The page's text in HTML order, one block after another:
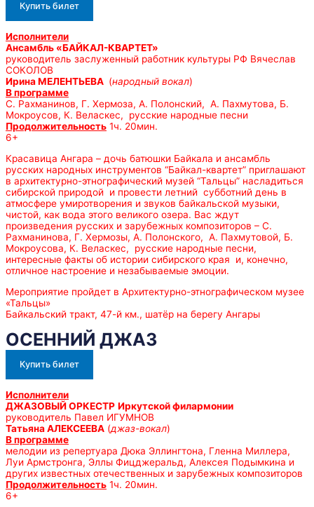
Купить билет
Исполнители
Ансамбль «БАЙКАЛ-КВАРТЕТ»
руководитель заслуженный работник культуры РФ Вячеслав
СОКОЛОВ
Ирина МЕЛЕНТЬЕВА (народный вокал)
В программе
С. Рахманинов, Г. Хермоза, А. Полонский, А. Пахмутова, Б.
Мокроусов, К. Веласкес, русские народные песни
Продолжительность 1ч. 20мин.
6+
Красавица Ангара – дочь батюшки Байкала и ансамбль
русских народных инструментов “Байкал-квартет” приглашают
в архитектурно-этнографический музей “Тальцы” насладиться
сибирской природой и провести летний субботний день в
атмосфере умиротворения и звуков байкальской музыки,
чистой, как вода этого великого озера. Вас ждут
произведения русских и зарубежных композиторов – С.
Рахманинова, Г. Хермозы, А. Полонского, А. Пахмутовой, Б.
Мокроусова, К. Веласкес, русские народные песни,
интересные факты об истории сибирского края и, конечно,
отличное настроение и незабываемые эмоции.
Мероприятие пройдет в Архитектурно-этнографическом музее
«Тальцы»
Байкальский тракт, 47-й км., шатёр на берегу Ангары
ОСЕННИЙ ДЖАЗ
Купить билет
Исполнители
ДЖАЗОВЫЙ ОРКЕСТР Иркутской филармонии
руководитель Павел ИГУМНОВ
Татьяна АЛЕКСЕЕВА (джаз-вокал)
В программе
мелодии из репертуара Дюка Эллингтона, Гленна Миллера,
Луи Армстронга, Эллы Фицджеральд, Алексея Подымкина и
других известных отечественных и зарубежных композиторов
Продолжительность 1ч. 20мин.
6+